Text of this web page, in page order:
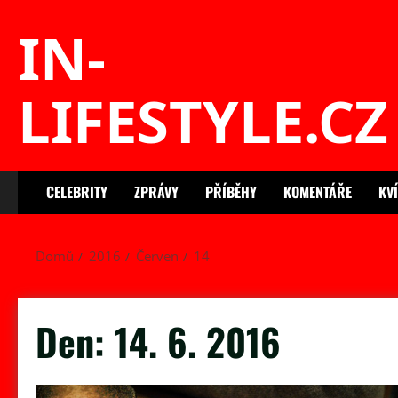
IN-
LIFESTYLE.CZ
CELEBRITY ZPRÁVY PŘÍBĚHY KOMENTÁŘE
Domů 2016 Červen 14
Den: 14. 6. 2016